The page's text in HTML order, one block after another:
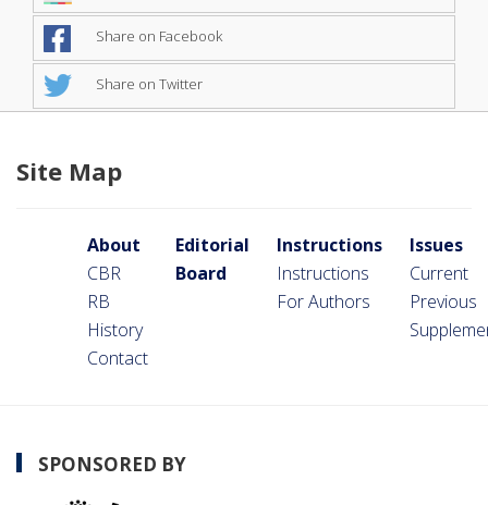
Share on Facebook
Share on Twitter
Site Map
About
CBR
RB
History
Contact
Editorial
Board
Instructions
Instructions
For Authors
Issues
Current
Previous
SPONSORED BY